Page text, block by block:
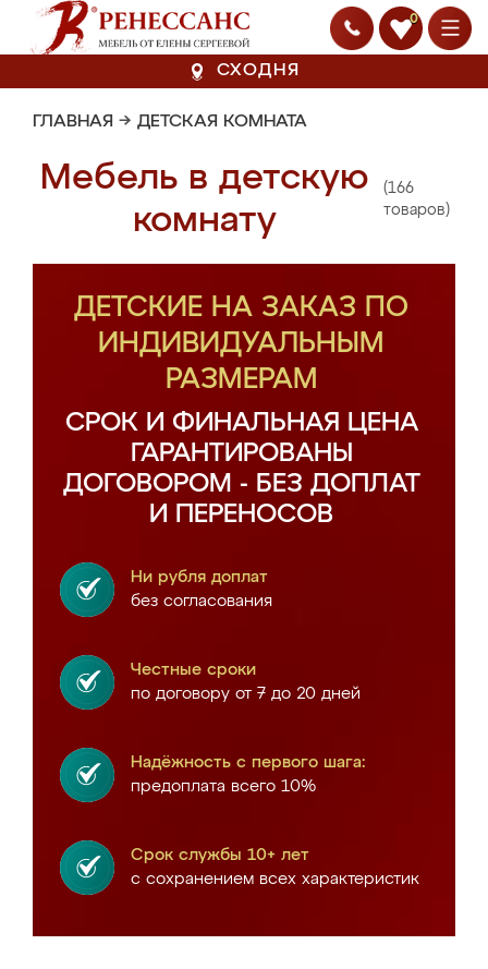
0
СХОДНЯ
ГЛАВНАЯ → ДЕТСКАЯ КОМНАТА
Мебель в детскую
комнату
(166
товаров)
ДЕТСКИЕ НА ЗАКАЗ ПО
ИНДИВИДУАЛЬНЫМ
РАЗМЕРАМ
СРОК И ФИНАЛЬНАЯ ЦЕНА
ГАРАНТИРОВАНЫ
ДОГОВОРОМ - БЕЗ ДОПЛАТ
И ПЕРЕНОСОВ
Ни рубля доплат
без согласования
Честные сроки
по договору от 7 до 20 дней
Надёжность с первого шага:
предоплата всего 10%
Срок службы 10+ лет
с сохранением всех характеристик